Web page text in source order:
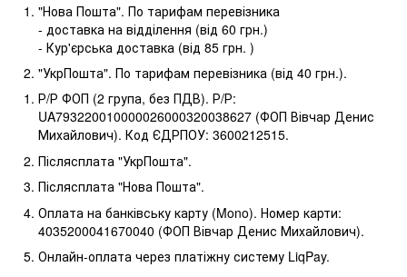
"Нова Пошта". По тарифам перевізника
- доставка на відділення (від 60 грн.)
- Кур'єрська доставка (від 85 грн. )
"УкрПошта". По тарифам перевізника (від 40 грн.).
Р/Р ФОП (2 група, без ПДВ). Р/Р:
UA793220010000026000320038627 (ФОП Вівчар Денис
Михайлович). Код ЄДРПОУ: 3600212515.
Післясплата "УкрПошта".
Післясплата "Нова Пошта".
Оплата на банківську карту (Mono). Номер карти:
4035200041670040 (ФОП Вівчар Денис Михайлович).
Онлайн-оплата через платіжну систему LiqPay.